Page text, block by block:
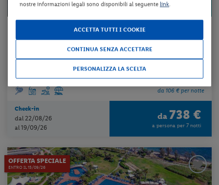
Sardegna - Muravera (CA)
soft all inclusive + Tessera Club + traghetto a/r
da 106 € per notte
Check-in
dal 22/08/26
al 19/09/26
da 738 €
a persona per 7 notti
OFFERTA SPECIALE
ENTRO IL 15/09/26
nostre informazioni legali sono disponibili al seguente link.
ACCETTA TUTTI I COOKIE
CONTINUA SENZA ACCETTARE
PERSONALIZZA LA SCELTA